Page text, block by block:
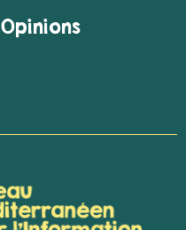
Opinions